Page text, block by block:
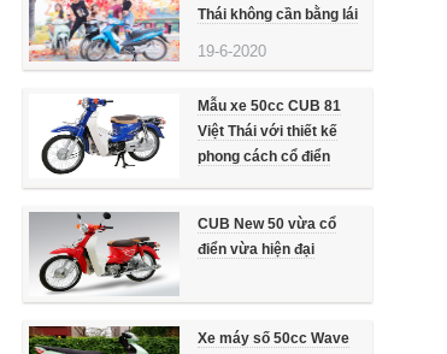
Thái không cần bằng lái
19-6-2020
Mẫu xe 50cc CUB 81
Việt Thái với thiết kế
phong cách cổ điển
CUB New 50 vừa cổ
điển vừa hiện đại
Xe máy số 50cc Wave